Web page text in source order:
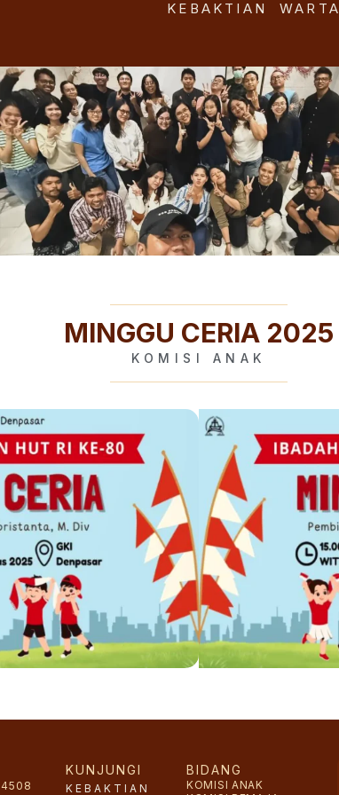
KEBAKTIAN WARTA
MINGGU CERIA 2025
KOMISI ANAK
KUNJUNGI
KEBAKTIAN
BIDANG
KOMISI ANAK